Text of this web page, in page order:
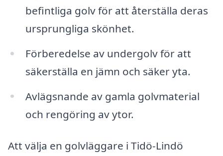
befintliga golv för att återställa deras
ursprungliga skönhet.
Förberedelse av undergolv för att
säkerställa en jämn och säker yta.
Avlägsnande av gamla golvmaterial
och rengöring av ytor.
Att välja en golvläggare i Tidö-Lindö